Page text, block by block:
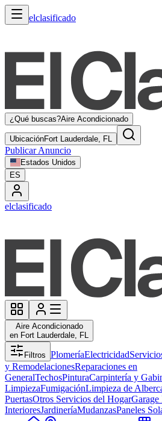
elclasificado
¿Qué buscas?Aire Acondicionado
UbicaciónFort Lauderdale, FL
Publicar Anuncio
Estados Unidos
ES
elclasificado
Aire Acondicionado
en Fort Lauderdale, FL
Filtros PlomeríaElectricidad
y RemodelacionesReparaciones en
GeneralTechosPinturaCarpintería y
LimpiezaFumigaciónLimpieza de
PuertasOtros Servicios del HogarGarage
InterioresJardineríaMudanzasPaneles